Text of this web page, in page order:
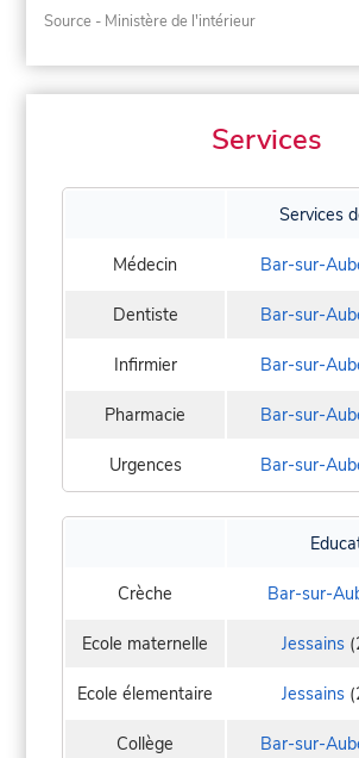
Source - Ministère de l'intérieur
Services
Services
Médecin Bar-sur-
Dentiste Bar-sur-
Infirmier Bar-sur-
Pharmacie Bar-sur-
Urgences Bar-sur-
Crèche Bar-sur-
Ecole maternelle Jessains
Ecole élementaire Jessains
Collège Bar-sur-